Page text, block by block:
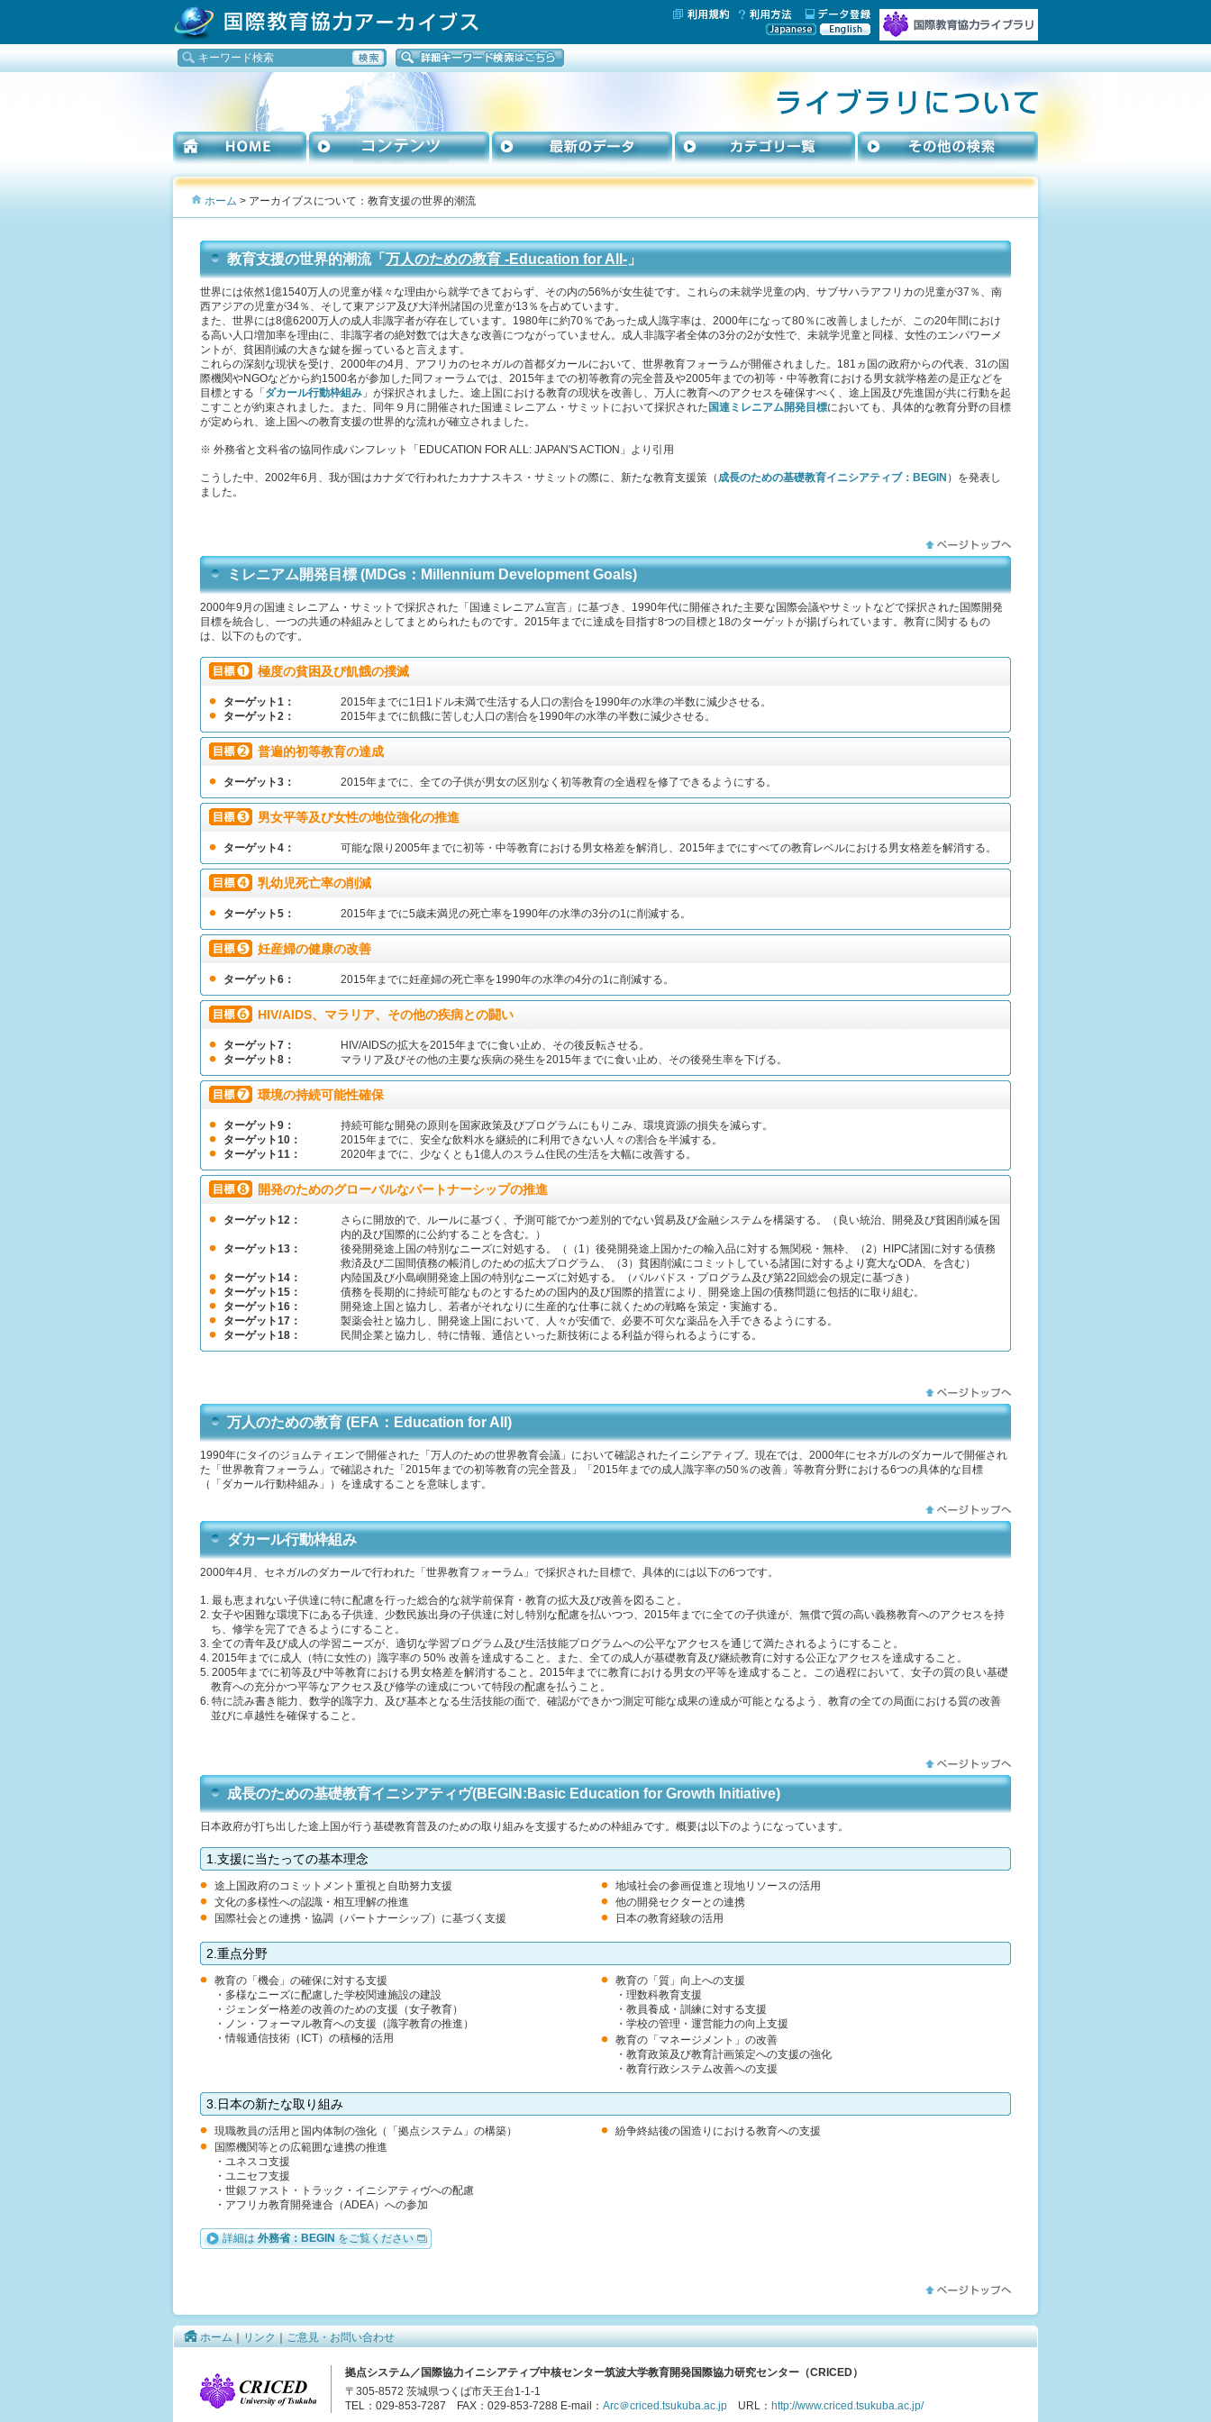
ホーム > アーカイブスについて：教育支援の世界的潮流
教育支援の世界的潮流「 万人のための教育 -Education for All- 」
世界には依然1億1540万人の児童が様々な理由から就学できておらず、その内の56%が女生徒です。これらの未就学児童の内、サブサハラアフリカの児童が37％、南
西アジアの児童が34％、そして東アジア及び大洋州諸国の児童が13％を占めています。
また、世界には8億6200万人の成人非識字者が存在しています。1980年に約70％であった成人識字率は、2000年になって80％に改善しましたが、この20年間におけ
る高い人口増加率を理由に、非識字者の絶対数では大きな改善につながっていません。成人非識字者全体の3分の2が女性で、未就学児童と同様、女性のエンパワーメ
ントが、貧困削減の大きな鍵を握っていると言えます。
これらの深刻な現状を受け、2000年の4月、アフリカのセネガルの首都ダカールにおいて、世界教育フォーラムが開催されました。181ヵ国の政府からの代表、31の国
際機関やNGOなどから約1500名が参加した同フォーラムでは、2015年までの初等教育の完全普及や2005年までの初等・中等教育における男女就学格差の是正などを
目標とする「 ダカール行動枠組み 」が採択されました。途上国における教育の現状を改善し、万人に教育へのアクセスを確保すべく、途上国及び先進国が共に行動を起
こすことが約束されました。また、同年９月に開催された国連ミレニアム・サミットにおいて採択された 国連ミレニアム開発目標においても、具体的な教育分野の目標
が定められ、途上国への教育支援の世界的な流れが確立されました。
※ 外務省と文科省の協同作成パンフレット「EDUCATION FOR ALL: JAPAN'S ACTION」より引用
こうした中、2002年6月、我が国はカナダで行われたカナナスキス・サミットの際に、新たな教育支援策（成長のための基礎教育イニシアティブ：BEGIN ）を発表し
ました。
ミレニアム開発目標 (MDGs：Millennium Development Goals)
2000年9月の国連ミレニアム・サミットで採択された「国連ミレニアム宣言」に基づき、1990年代に開催された主要な国際会議やサミットなどで採択された国際開発
目標を統合し、一つの共通の枠組みとしてまとめられたものです。2015年までに達成を目指す8つの目標と18のターゲットが揚げられています。教育に関するもの
は、以下のものです。
極度の貧困及び飢餓の撲滅
ターゲット1：
2015年までに1日1ドル未満で生活する人口の割合を1990年の水準の半数に減少させる。
ターゲット2：
2015年までに飢餓に苦しむ人口の割合を1990年の水準の半数に減少させる。
普遍的初等教育の達成
ターゲット3： 2015年までに、全ての子供が男女の区別なく初等教育の全過程を修了できるようにする。
男女平等及び女性の地位強化の推進
ターゲット4： 可能な限り2005年までに初等・中等教育における男女格差を解消し、2015年までにすべての教育レベルにおける男女格差を解消する。
乳幼児死亡率の削減
ターゲット5： 2015年までに5歳未満児の死亡率を1990年の水準の3分の1に削減する。
妊産婦の健康の改善
ターゲット6： 2015年までに妊産婦の死亡率を1990年の水準の4分の1に削減する。
HIV/AIDS、マラリア、その他の疾病との闘い
ターゲット7：
HIV/AIDSの拡大を2015年までに食い止め、その後反転させる。
ターゲット8：
マラリア及びその他の主要な疾病の発生を2015年までに食い止め、その後発生率を下げる。
環境の持続可能性確保
ターゲット9：
持続可能な開発の原則を国家政策及びプログラムにもりこみ、環境資源の損失を減らす。
ターゲット10：
2015年までに、安全な飲料水を継続的に利用できない人々の割合を半減する。
ターゲット11：
2020年までに、少なくとも1億人のスラム住民の生活を大幅に改善する。
開発のためのグローバルなパートナーシップの推進
ターゲット12：
さらに開放的で、ルールに基づく、予測可能でかつ差別的でない貿易及び金融システムを構築する。（良い統治、開発及び貧困削減を国
内的及び国際的に公約することを含む。）
ターゲット13：
後発開発途上国の特別なニーズに対処する。（（1）後発開発途上国かたの輸入品に対する無関税・無枠、（2）HIPC諸国に対する債務
救済及び二国間債務の帳消しのための拡大プログラム、（3）貧困削減にコミットしている諸国に対するより寛大なODA、を含む）
ターゲット14：
内陸国及び小島嶼開発途上国の特別なニーズに対処する。（バルバドス・プログラム及び第22回総会の規定に基づき）
ターゲット15：
債務を長期的に持続可能なものとするための国内的及び国際的措置により、開発途上国の債務問題に包括的に取り組む。
ターゲット16：
開発途上国と協力し、若者がそれなりに生産的な仕事に就くための戦略を策定・実施する。
ターゲット17：
製薬会社と協力し、開発途上国において、人々が安価で、必要不可欠な薬品を入手できるようにする。
ターゲット18：
民間企業と協力し、特に情報、通信といった新技術による利益が得られるようにする。
万人のための教育 (EFA：Education for All)
1990年にタイのジョムティエンで開催された「万人のための世界教育会議」において確認されたイニシアティブ。現在では、2000年にセネガルのダカールで開催され
た「世界教育フォーラム」で確認された「2015年までの初等教育の完全普及」「2015年までの成人識字率の50％の改善」等教育分野における6つの具体的な目標
（「ダカール行動枠組み」）を達成することを意味します。
ダカール行動枠組み
2000年4月、セネガルのダカールで行われた「世界教育フォーラム」で採択された目標で、具体的には以下の6つです。
1. 最も恵まれない子供達に特に配慮を行った総合的な就学前保育・教育の拡大及び改善を図ること。
2. 女子や困難な環境下にある子供達、少数民族出身の子供達に対し特別な配慮を払いつつ、2015年までに全ての子供達が、無償で質の高い義務教育へのアクセスを持
ち、修学を完了できるようにすること。
3. 全ての青年及び成人の学習ニーズが、適切な学習プログラム及び生活技能プログラムへの公平なアクセスを通じて満たされるようにすること。
4. 2015年までに成人（特に女性の）識字率の 50% 改善を達成すること。また、全ての成人が基礎教育及び継続教育に対する公正なアクセスを達成すること。
5. 2005年までに初等及び中等教育における男女格差を解消すること。2015年までに教育における男女の平等を達成すること。この過程において、女子の質の良い基礎
教育への充分かつ平等なアクセス及び修学の達成について特段の配慮を払うこと。
6. 特に読み書き能力、数学的識字力、及び基本となる生活技能の面で、確認ができかつ測定可能な成果の達成が可能となるよう、教育の全ての局面における質の改善
並びに卓越性を確保すること。
成長のための基礎教育イニシアティヴ(BEGIN:Basic Education for Growth Initiative)
日本政府が打ち出した途上国が行う基礎教育普及のための取り組みを支援するための枠組みです。概要は以下のようになっています。
1.支援に当たっての基本理念
途上国政府のコミットメント重視と自助努力支援
文化の多様性への認識・相互理解の推進
国際社会との連携・協調（パートナーシップ）に基づく支援
地域社会の参画促進と現地リソースの活用
他の開発セクターとの連携
日本の教育経験の活用
2.重点分野
教育の「機会」の確保に対する支援
・多様なニーズに配慮した学校関連施設の建設
・ジェンダー格差の改善のための支援（女子教育）
・ノン・フォーマル教育への支援（識字教育の推進）
・情報通信技術（ICT）の積極的活用
教育の「質」向上への支援
・理数科教育支援
・教員養成・訓練に対する支援
・学校の管理・運営能力の向上支援
教育の「マネージメント」の改善
・教育政策及び教育計画策定への支援の強化
・教育行政システム改善への支援
3.日本の新たな取り組み
現職教員の活用と国内体制の強化（「拠点システム」の構築）
国際機関等との広範囲な連携の推進
・ユネスコ支援
・ユニセフ支援
・世銀ファスト・トラック・イニシアティヴへの配慮
・アフリカ教育開発連合（ADEA）への参加
紛争終結後の国造りにおける教育への支援
詳細は外務省：BEGINをご覧ください
ホーム｜リンク｜ご意見・お問い合わせ
拠点システム／国際協力イニシアティブ中核センター筑波大学教育開発国際協力研究センター（CRICED）
〒305-8572 茨城県つくば市天王台1-1-1
TEL：029-853-7287 FAX：029-853-7288 E-mail： Arc＠criced.tsukuba.ac.jp URL： http://www.criced.tsukuba.ac.jp/